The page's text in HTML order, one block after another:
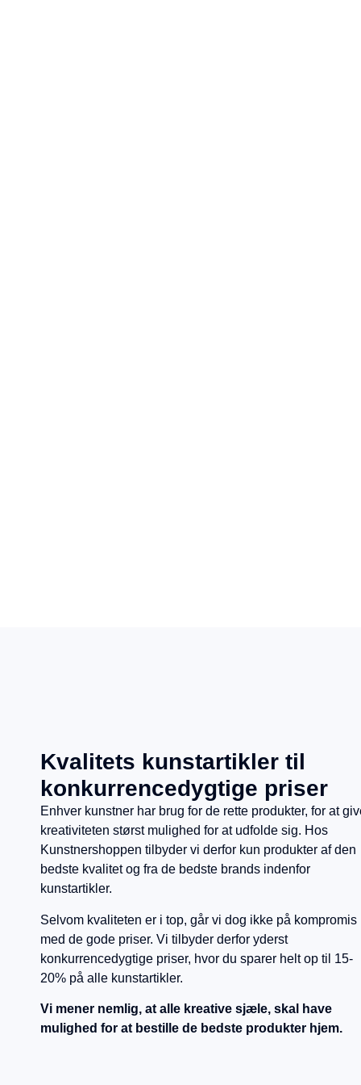
Kvalitets kunstartikler til
konkurrencedygtige priser
Enhver kunstner har brug for de rette produkter, for at
kreativiteten størst mulighed for at udfolde sig. Hos
Kunstnershoppen tilbyder vi derfor kun produkter af den
bedste kvalitet og fra de bedste brands indenfor
kunstartikler.
Selvom kvaliteten er i top, går vi dog ikke på kompromis
med de gode priser. Vi tilbyder derfor yderst
konkurrencedygtige priser, hvor du sparer helt op til 15-
20% på alle kunstartikler.
Vi mener nemlig, at alle kreative sjæle, skal have
mulighed for at bestille de bedste produkter hjem.